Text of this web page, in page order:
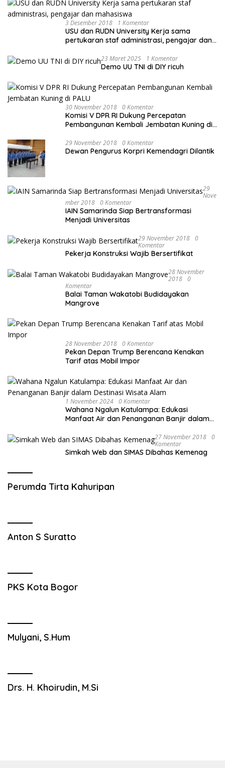
3 Desember 2018 1 Komentar
USU dan RUDN University Kerja sama
pertukaran staf administrasi, pengajar dan
23 Maret 2025 1 Komentar
Demo UU TNI di DIY ricuh
30 November 2018 0 Komentar
Komisi V DPR RI Dukung Percepatan
Pembangunan Kembali Jembatan Kuning di
29 November 2018 0 Komentar
Dewan Pengurus Korpri Kemendagri Dilantik
29
Nove
Mber 2018 0 Komentar
IAIN Samarinda Siap Bertransformasi
Menjadi Universitas
29 November 2018 0
Komentar
Pekerja Konstruksi Wajib Bersertifikat
28 November
2018 0
Komentar
Balai Taman Wakatobi Budidayakan
Mangrove
28 November 2018 0 Komentar
Pekan Depan Trump Berencana Kenakan
Tarif atas Mobil Impor
1 November 2024 0 Komentar
Wahana Ngalun Katulampa: Edukasi
Manfaat Air dan Penanganan Banjir dalam
27 November 2018 0
Komentar
Simkah Web dan SIMAS Dibahas Kemenag
Perumda Tirta Kahuripan
Anton S Suratto
PKS Kota Bogor
Mulyani, S.Hum
Drs. H. Khoirudin, M.Si